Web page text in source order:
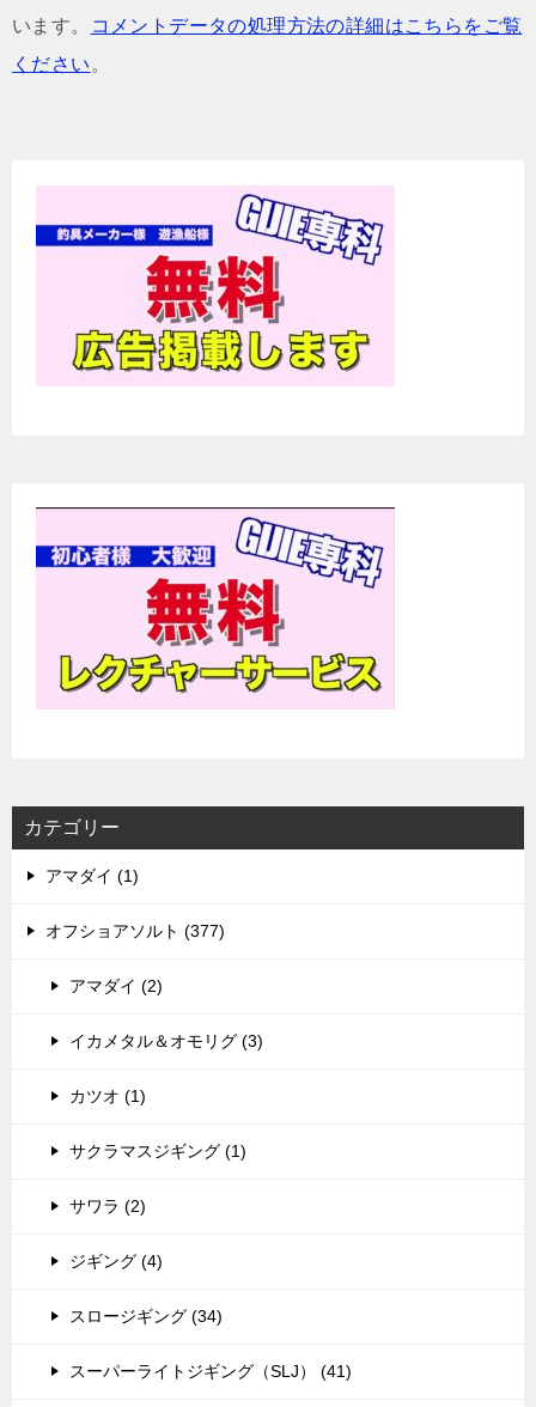
います。
コメントデータの処理方法の詳細はこちらをご覧
ください 。
カテゴリー
アマダイ (1)
オフショアソルト (377)
アマダイ (2)
イカメタル＆オモリグ (3)
カツオ (1)
サクラマスジギング (1)
サワラ (2)
ジギング (4)
スロージギング (34)
スーパーライトジギング（SLJ） (41)